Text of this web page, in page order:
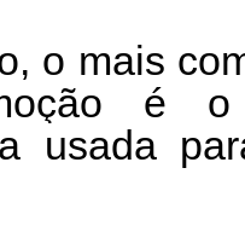
o mais
é o
usada